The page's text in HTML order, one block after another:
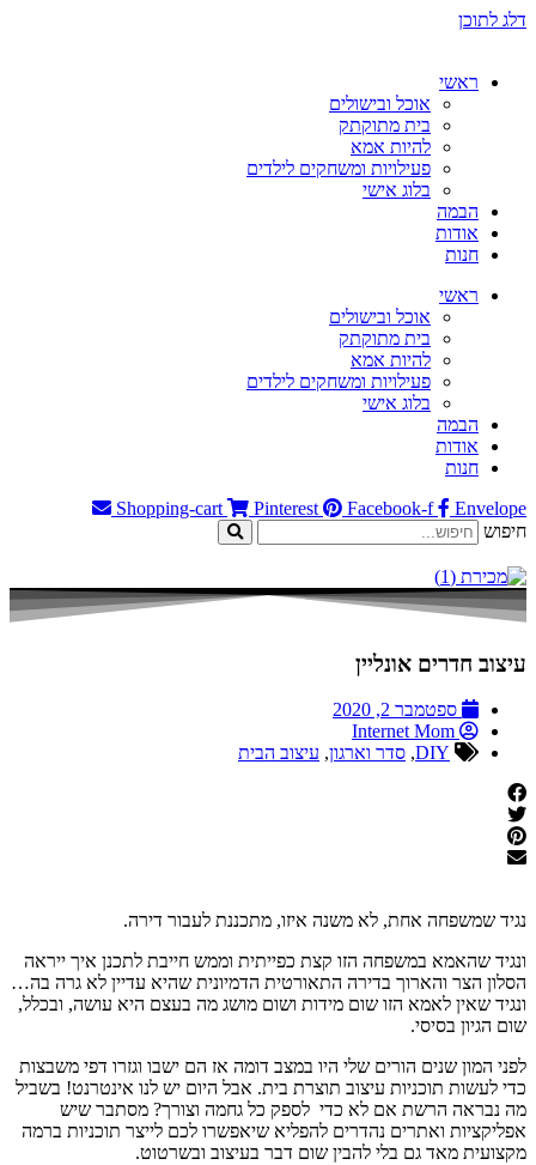
דלג לתוכן
ראשי
אוכל ובישולים
בית מתוקתק
להיות אמא
פעילויות ומשחקים לילדים
בלוג אישי
הבמה
אודות
חנות
ראשי
אוכל ובישולים
בית מתוקתק
להיות אמא
פעילויות ומשחקים לילדים
בלוג אישי
הבמה
אודות
חנות
Shopping-cart
Pinterest Facebook-f
Envelope
חיפוש
עיצוב חדרים אונליין
ספטמבר 2, 2020
Internet Mom
DIY
, סדר וארגון, עיצוב הבית
נגיד שמשפחה אחת, לא משנה איזו, מתכננת לעבור דירה.
ונגיד שהאמא במשפחה הזו קצת כפייתית וממש חייבת לתכנן איך ייראה
הסלון הצר והארוך בדירה התאורטית הדמיונית שהיא עדיין לא גרה בה…
ונגיד שאין לאמא הזו שום מידות ושום מושג מה בעצם היא עושה, ובכלל,
שום הגיון בסיסי.
לפני המון שנים הורים שלי היו במצב דומה אז הם ישבו וגזרו דפי משבצות
כדי לעשות תוכניות עיצוב תוצרת בית. אבל היום יש לנו אינטרנט! בשביל
מה נבראה הרשת אם לא כדי לספק כל גחמה וצורך? מסתבר שיש
אפליקציות ואתרים נהדרים להפליא שיאפשרו לכם לייצר תוכניות ברמה
מקצועית מאד גם בלי להבין שום דבר בעיצוב ובשרטוט.